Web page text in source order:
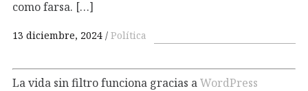
como farsa. […]
13 diciembre, 2024 Política
La vida sin filtro funciona gracias aWordPress